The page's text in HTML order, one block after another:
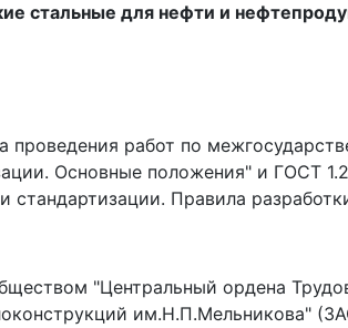
стальные для нефти и
работ по
Основные положения" и ГОСТ
Правила
"Центральный ордена
им.Н.П.Мельникова"